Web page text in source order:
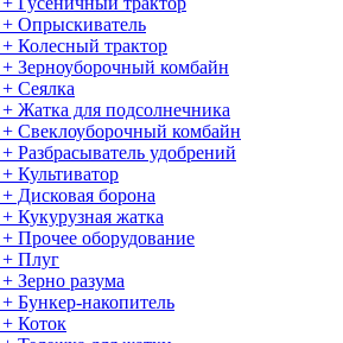
+ Опрыскиватель
Колесный трактор
+ Зерноуборочный комбайн
Сеялка
Жатка для подсолнечника
+ Свеклоуборочный комбайн
Разбрасыватель удобрений
Культиватор
Дисковая борона
Кукурузная жатка
Прочее оборудование
+ Плуг
Зерно разума
Бункер-накопитель
+ Коток